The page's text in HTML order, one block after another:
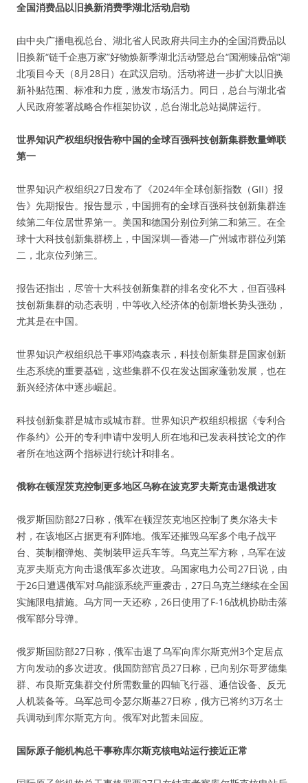
全国消费品以旧换新消费季湖北活动启动
由中央广播电视总台、湖北省人民政府共同主办的全国消费品以
旧换新“链千企惠万家”好物焕新季湖北活动暨总台“国潮臻品馆”湖
北项目今天（8月28日）在武汉启动。活动将进一步扩大以旧换
新补贴范围、标准和力度，激发市场活力。同日，总台与湖北省
人民政府签署战略合作框架协议，总台湖北总站揭牌运行。
世界知识产权组织报告称中国的全球百强科技创新集群数量蝉联
第一
世界知识产权组织27日发布了《2024年全球创新指数（GII）报
告》先期报告。报告显示，中国拥有的全球百强科技创新集群连
续第二年位居世界第一。美国和德国分别位列第二和第三。在全
球十大科技创新集群榜上，中国深圳—香港—广州城市群位列第
二，北京位列第三。
报告还指出，尽管十大科技创新集群的排名变化不大，但百强科
技创新集群的动态表明，中等收入经济体的创新增长势头强劲，
尤其是在中国。
世界知识产权组织总干事邓鸿森表示，科技创新集群是国家创新
生态系统的重要基础，这些集群不仅在发达国家蓬勃发展，也在
新兴经济体中逐步崛起。
科技创新集群是城市或城市群。世界知识产权组织根据《专利合
作条约》公开的专利申请中发明人所在地和已发表科技论文的作
者所在地这两个指标进行统计和排名。
俄称在顿涅茨克控制更多地区乌称在波克罗夫斯克击退俄进攻
俄罗斯国防部27日称，俄军在顿涅茨克地区控制了奥尔洛夫卡
村，在该地区占据更有利阵地。俄军还摧毁乌军多个电子战平
台、英制榴弹炮、美制装甲运兵车等。乌克兰军方称，乌军在波
克罗夫斯克方向击退俄军多次进攻。乌国家电力公司27日说，由
于26日遭遇俄军对乌能源系统严重袭击，27日乌克兰继续在全国
实施限电措施。乌方同一天还称，26日使用了F-16战机协助击落
俄军部分导弹。
俄罗斯国防部27日称，俄军击退了乌军向库尔斯克州3个定居点
方向发动的多次进攻。俄国防部官员27日称，已向别尔哥罗德集
群、布良斯克集群交付所需数量的四轴飞行器、通信设备、反无
人机装备等。乌军总司令瑟尔斯基27日称，俄方已将约3万名士
兵调动到库尔斯克方向。俄军对此暂未回应。
国际原子能机构总干事称库尔斯克核电站运行接近正常